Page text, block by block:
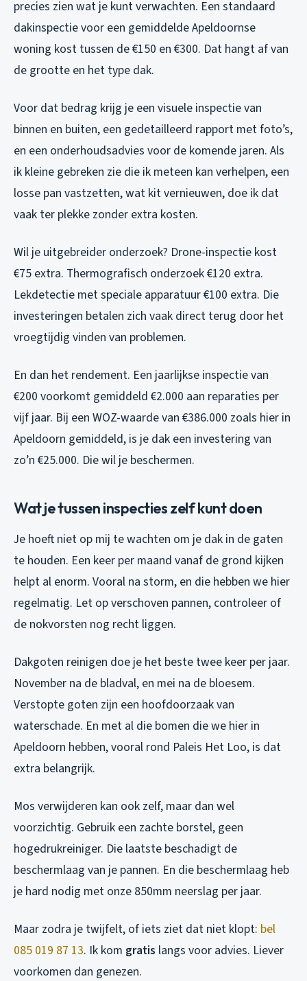
precies zien wat je kunt verwachten. Een standaard
dakinspectie voor een gemiddelde Apeldoornse
woning kost tussen de €150 en €300. Dat hangt af van
de grootte en het type dak.
Voor dat bedrag krijg je een visuele inspectie van
binnen en buiten, een gedetailleerd rapport met foto’s,
en een onderhoudsadvies voor de komende jaren. Als
ik kleine gebreken zie die ik meteen kan verhelpen, een
losse pan vastzetten, wat kit vernieuwen, doe ik dat
vaak ter plekke zonder extra kosten.
Wil je uitgebreider onderzoek? Drone-inspectie kost
€75 extra. Thermografisch onderzoek €120 extra.
Lekdetectie met speciale apparatuur €100 extra. Die
investeringen betalen zich vaak direct terug door het
vroegtijdig vinden van problemen.
En dan het rendement. Een jaarlijkse inspectie van
€200 voorkomt gemiddeld €2.000 aan reparaties per
vijf jaar. Bij een WOZ-waarde van €386.000 zoals hier in
Apeldoorn gemiddeld, is je dak een investering van
zo’n €25.000. Die wil je beschermen.
Wat je tussen inspecties zelf kunt doen
Je hoeft niet op mij te wachten om je dak in de gaten
te houden. Een keer per maand vanaf de grond kijken
helpt al enorm. Vooral na storm, en die hebben we hier
regelmatig. Let op verschoven pannen, controleer of
de nokvorsten nog recht liggen.
Dakgoten reinigen doe je het beste twee keer per jaar.
November na de bladval, en mei na de bloesem.
Verstopte goten zijn een hoofdoorzaak van
waterschade. En met al die bomen die we hier in
Apeldoorn hebben, vooral rond Paleis Het Loo, is dat
extra belangrijk.
Mos verwijderen kan ook zelf, maar dan wel
voorzichtig. Gebruik een zachte borstel, geen
hogedrukreiniger. Die laatste beschadigt de
beschermlaag van je pannen. En die beschermlaag heb
je hard nodig met onze 850mm neerslag per jaar.
Maar zodra je twijfelt, of iets ziet dat niet klopt: bel
085 019 87 13. Ik kom gratis langs voor advies. Liever
voorkomen dan genezen.